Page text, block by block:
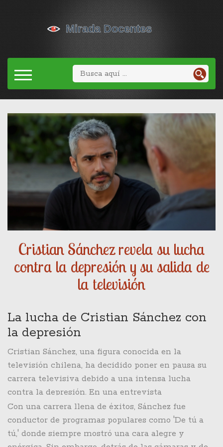
Cristian Sánchez revela su lucha
contra la depresión y su salida de
la televisión
La lucha de Cristian Sánchez con
la depresión
Cristian Sánchez, una figura conocida en la
televisión chilena, ha decidido poner en pausa su
carrera televisiva debido a una intensa lucha
contra la depresión. En una entrevista
recientemente concedida, Sánchez se abrió de
manera profunda acerca de sus problemas de salud
mental, revelando detalles que muchos de sus
Con una carrera llena de éxitos, Sánchez fue
conductor de programas populares como 'De tú a
tú,' donde siempre mostró una cara alegre y